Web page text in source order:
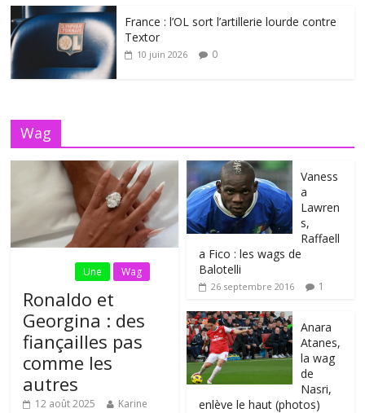
France : l’OL sort l’artillerie lourde contre
Textor
10 juin 2026 0
Wag
Une Wag
Ronaldo et
Georgina : des
fiançailles pas
comme les
autres
12 août 2025
Karine
Vaness
a
Lawren
s,
Raffaell
a Fico : les wags de
Balotelli
26 septembre 2016 1
Anara
Atanes,
la wag
de
Nasri,
enlève le haut (photos)